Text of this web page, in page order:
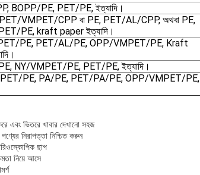
BOPP/PE, PET/PE, ইত্যাদি।
VMPET/CPP বা PE, PET/AL/CPP, অথবা PE,
PE, kraft paper ইত্যাদি।
PE, PET/AL/PE, OPP/VMPET/PE, Kraft
NY/VMPET/PE, PET/PE, ইত্যাদি।
PE, PA/PE, PET/PA/PE, OPP/VMPET/PE,
এবং ভিতরে খাবার দেখানো সহজ
নিরাপত্তা নিশ্চিত করুন
ছাপ
নিয়ে আসে